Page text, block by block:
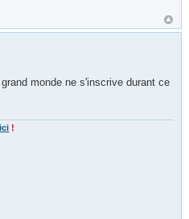
monde ne s'inscrive durant ce
ici !